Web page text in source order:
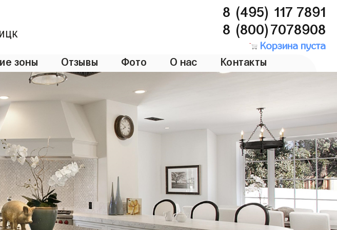
8 (495) 117 7891
8 (800)7078908
Корзина пуста
зоны Отзывы Фото О нас Контакты